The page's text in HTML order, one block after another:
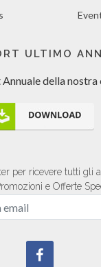
ULTIMO
della nostra
per ricevere tutti gli
e Offerte